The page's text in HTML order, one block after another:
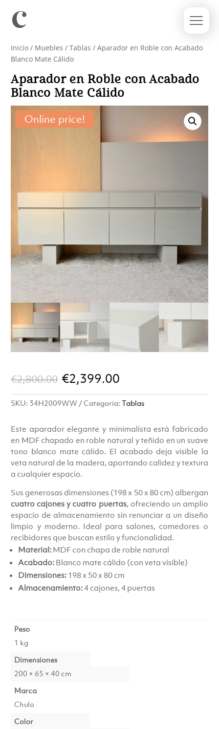
Inicio / Muebles /Tablas / Aparador en Roble con Acabado
Blanco Mate Cálido
Aparador en Roble con Acabado
Blanco Mate Cálido
Online price!
€2,800.00 El
precio
original
era:
€2,800.00.
€2,399.00
precio
es:
€2,399.00.
SKU: 34H2009WW Categoría:Tablas
Este aparador elegante y minimalista está fabricado
en MDF chapado en roble natural y teñido en un suave
tono blanco mate cálido. El acabado deja visible la
veta natural de la madera, aportando calidez y textura
a cualquier espacio.
Sus generosas dimensiones (198 x 50 x 80 cm) albergan
cuatro cajones y cuatro puertas, ofreciendo un amplio
espacio de almacenamiento sin renunciar a un diseño
limpio y moderno. Ideal para salones, comedores o
recibidores que buscan estilo y funcionalidad.
Material: MDF con chapa de roble natural
Acabado: Blanco mate cálido (con veta visible)
Dimensiones: 198 x 50 x 80 cm
Almacenamiento:4 cajones, 4 puertas
Peso
1 kg
Dimensiones
200 × 65 × 40 cm
Marca
Chulo
Color